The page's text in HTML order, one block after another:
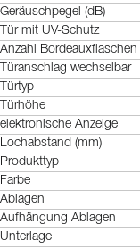
Geräuschpegel (dB)
Tür mit UV-Schutz
Anzahl Bordeauxflaschen
Türanschlag wechselbar
Türtyp
Türhöhe
elektronische Anzeige
Lochabstand (mm)
Produkttyp
Farbe
Ablagen
Aufhängung Ablagen
Unterlage